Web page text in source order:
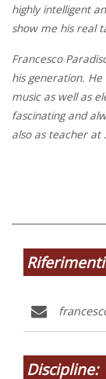
highly intelligent
show me his real
Francesco
his generation.
music as well as
fascinating and
also as teacher at
Discipline: